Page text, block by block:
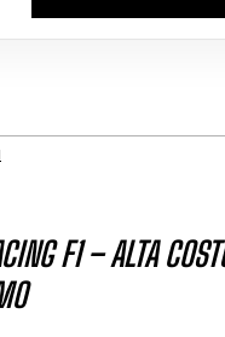
F1 – ALTA